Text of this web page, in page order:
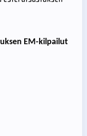
EM-kilpailut